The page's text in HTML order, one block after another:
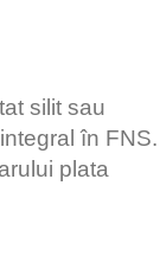
silit sau
în FNS.
plata